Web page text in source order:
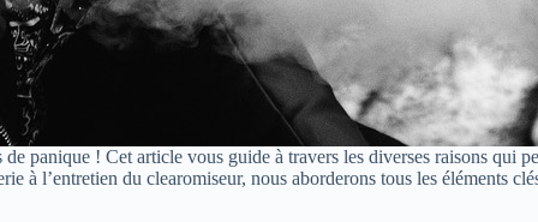
panique ! Cet article vous guide à travers les diverses raisons qui
à l’entretien du clearomiseur, nous aborderons tous les éléments